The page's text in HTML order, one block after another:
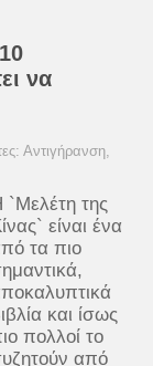
να
Αντιγήρανση,
`Μελέτη της
είναι ένα
τα πιο
και ίσως
πολλοί το
από